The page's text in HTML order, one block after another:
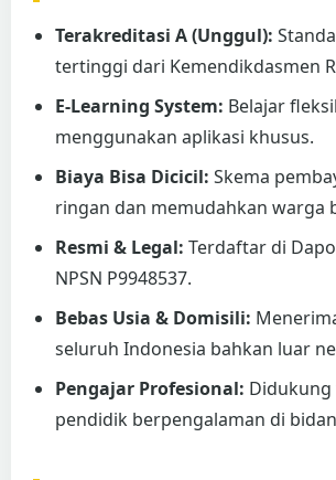
Terakreditasi A (Unggul):
tertinggi dari Kemendikdasmen
E-Learning System: Belajar
menggunakan aplikasi khusus.
Biaya Bisa Dicicil: Skema
ringan dan memudahkan warga
Resmi & Legal: Terdaftar di
NPSN P9948537.
Bebas Usia & Domisili:
seluruh Indonesia bahkan luar
Pengajar Profesional: Didukung
pendidik berpengalaman di